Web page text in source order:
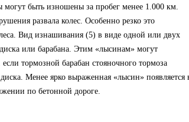
быть изношены за пробег менее 1.000 км.
развала колес. Особенно резко это
Вид изнашивания (5) в виде одной или двух
или барабана. Этим «лысинам» могут
тормозной барабан стояночного тормоза
Менее ярко выраженная «лысин» появляется
по бетонной дороге.